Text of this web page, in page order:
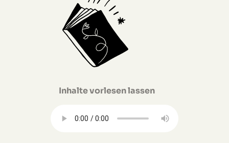
Inhalte vorlesen lassen